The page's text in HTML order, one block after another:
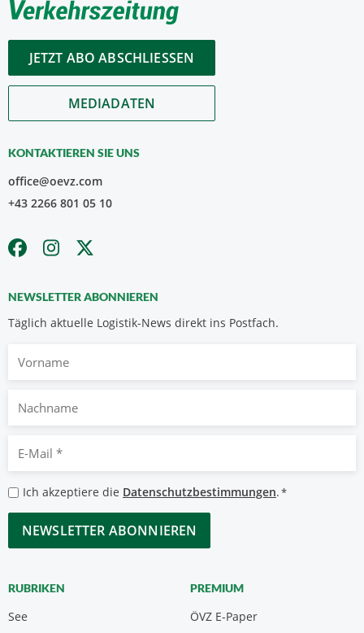
JETZT ABO ABSCHLIESSEN
MEDIADATEN
KONTAKTIEREN SIE UNS
office@oevz.com
+43 2266 801 05 10
NEWSLETTER ABONNIEREN
Täglich aktuelle Logistik-News direkt ins Postfach.
Nachname
Mail
*
Datenschutzbestimmungen
*
Ich akzeptiere die Datenschutzbestimmungen.*
CAPTCHA
RUBRIKEN
See
PREMIUM
ÖVZ E-Paper